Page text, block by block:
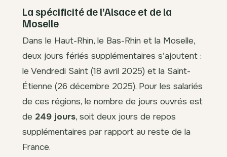
La spécificité de l’Alsace et de la
Moselle
Dans le Haut-Rhin, le Bas-Rhin et la Moselle,
deux jours fériés supplémentaires s’ajoutent :
le Vendredi Saint (18 avril 2025) et la Saint-
Étienne (26 décembre 2025). Pour les salariés
de ces régions, le nombre de jours ouvrés est
de 249 jours, soit deux jours de repos
supplémentaires par rapport au reste de la
France.